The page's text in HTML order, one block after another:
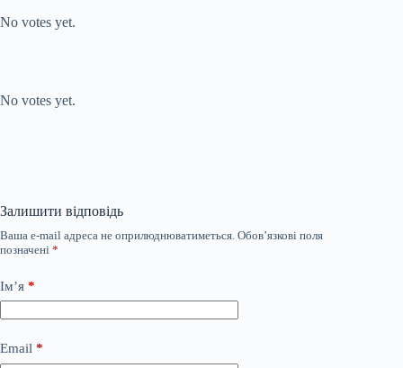
No votes yet.
No votes yet.
Залишити відповідь
Ваша e-mail адреса не оприлюднюватиметься. Обов’язкові поля
позначені *
Ім’я *
Email *